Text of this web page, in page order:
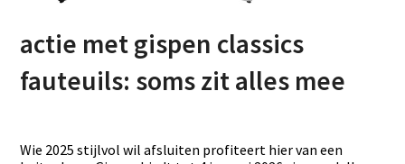
actie met gispen classics
fauteuils: soms zit alles mee
Wie 2025 stijlvol wil afsluiten profiteert hier van een